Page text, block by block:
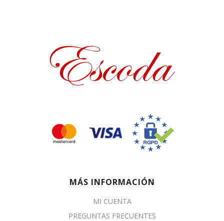
MÁS INFORMACIÓN
MI CUENTA
PREGUNTAS FRECUENTES